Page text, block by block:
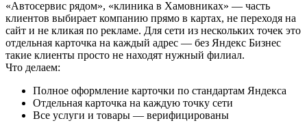
«Автосервис рядом», «клиника в Хамовниках» — часть
клиентов выбирает компанию прямо в картах, не переходя на
сайт и не кликая по рекламе. Для сети из нескольких точек это
отдельная карточка на каждый адрес — без Яндекс Бизнес
такие клиенты просто не находят нужный филиал.
Что делаем:
Полное оформление карточки по стандартам Яндекса
Отдельная карточка на каждую точку сети
Все услуги и товары — верифицированы